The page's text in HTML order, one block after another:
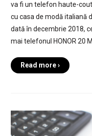
va fi un telefon haute-
cu casa de modă italiană
dată în decembrie 2018,
mai telefonul HONOR 20
Read more ›